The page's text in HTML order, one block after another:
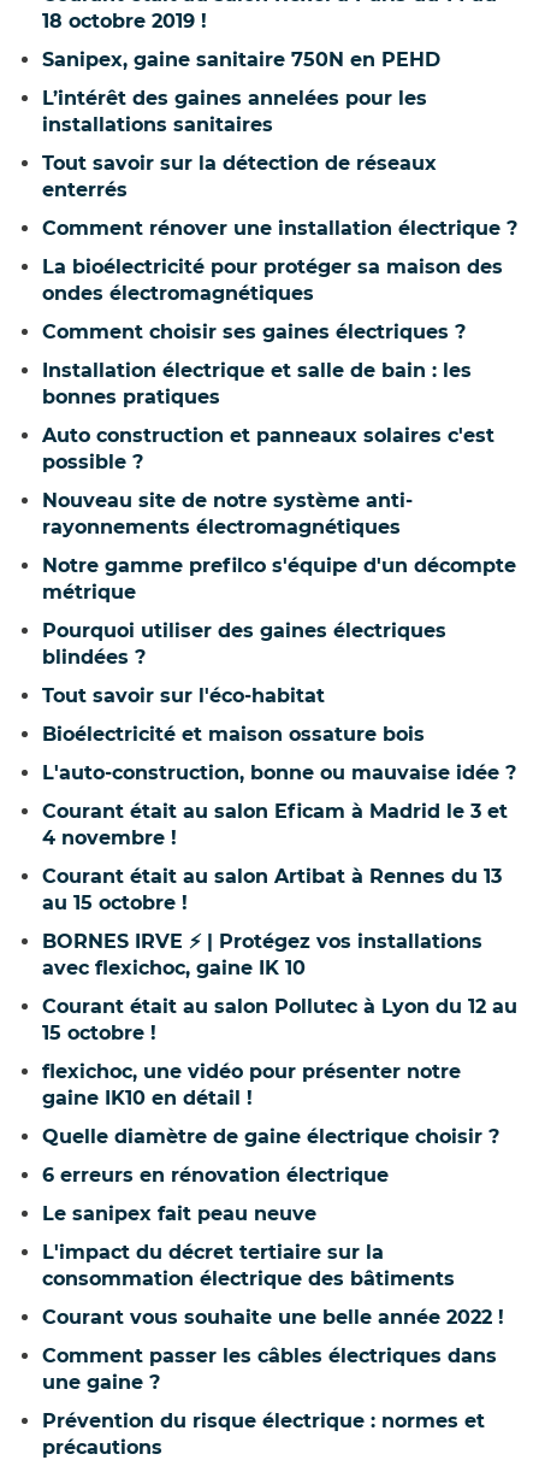
18 octobre 2019 !
Sanipex, gaine sanitaire 750N en PEHD
L’intérêt des gaines annelées pour les
installations sanitaires
Tout savoir sur la détection de réseaux
enterrés
Comment rénover une installation électrique ?
La bioélectricité pour protéger sa maison des
ondes électromagnétiques
Comment choisir ses gaines électriques ?
Installation électrique et salle de bain : les
bonnes pratiques
Auto construction et panneaux solaires c'est
possible ?
Nouveau site de notre système anti-
rayonnements électromagnétiques
Notre gamme prefilco s'équipe d'un décompte
métrique
Pourquoi utiliser des gaines électriques
blindées ?
Tout savoir sur l'éco-habitat
Bioélectricité et maison ossature bois
L'auto-construction, bonne ou mauvaise idée ?
Courant était au salon Eficam à Madrid le 3 et
4 novembre !
Courant était au salon Artibat à Rennes du 13
au 15 octobre !
BORNES IRVE ⚡ | Protégez vos installations
avec flexichoc, gaine IK 10
Courant était au salon Pollutec à Lyon du 12 au
15 octobre !
flexichoc, une vidéo pour présenter notre
gaine IK10 en détail !
Quelle diamètre de gaine électrique choisir ?
6 erreurs en rénovation électrique
Le sanipex fait peau neuve
L'impact du décret tertiaire sur la
consommation électrique des bâtiments
Courant vous souhaite une belle année 2022 !
Comment passer les câbles électriques dans
une gaine ?
Prévention du risque électrique : normes et
précautions